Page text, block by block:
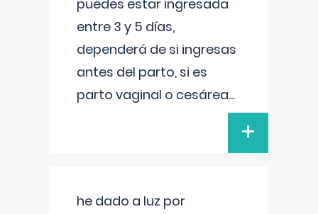
puedes estar ingresada
entre 3 y 5 días,
dependerá de si ingresas
antes del parto, si es
parto vaginal o cesárea...
+
he dado a luz por